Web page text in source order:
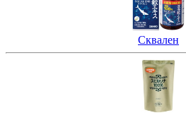
Сквален